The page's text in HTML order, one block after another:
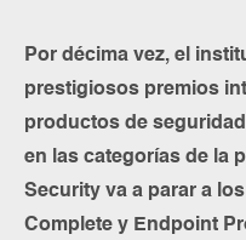
Por décima vez, el
prestigiosos premios
productos de
en las categorías de la
Security va a parar a
Complete y Endpoint